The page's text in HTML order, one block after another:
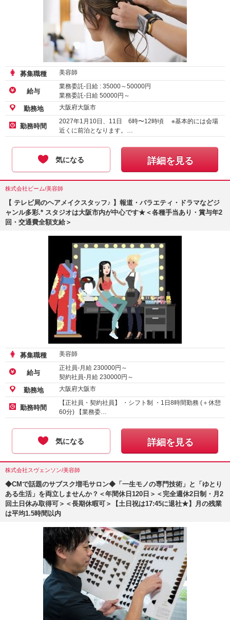
募集職種 美容師
給与
業務委託-日給 : 35000～50000円
業務委託-日給 50000円～
勤務地 大阪府大阪市
勤務時間
2027年1月10日、11日 6時〜12時頃 ※基本的には会場
近くに前泊となります。…
気になる 詳細を見る
株式会社ビーム/美容師
【 テレビ局のヘアメイクスタッフ♪ 】報道・バラエティ・ドラマなどジ
ャンル多彩.* スタジオは大阪市内が中心です★＜各種手当あり・賞与年2
回・交通費全額支給＞
募集職種 美容師
給与
正社員-月給 230000円～
契約社員-月給 230000円～
業務委託
勤務地 大阪府大阪市
勤務時間
【正社員・契約社員】 ・シフト制 ・1日8時間勤務 (＋休憩
60分) 【業務委…
気になる 詳細を見る
株式会社スヴェンソン/美容師
◆CMで話題のサブスク増毛サロン◆「一生モノの専門技術」と「ゆとり
ある生活」を両立しませんか？＜年間休日120日＞＜完全週休2日制・月2
回土日休み取得可＞＜長期休暇可＞【土日祝は17:45に退社★】月の残業
は平均1.5時間以内